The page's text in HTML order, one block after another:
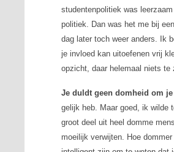
studentenpolitiek was
politiek. Dan was het me bij
dag later toch weer anders. Ik
je invloed kan uitoefenen vrij
opzicht, daar helemaal niets te
Je duldt geen domheid om je
gelijk heb. Maar goed, ik wilde
groot deel uit heel domme
moeilijk verwijten. Hoe